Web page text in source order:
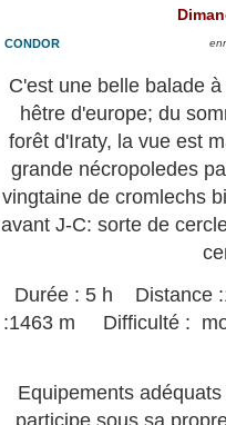
CONDOR
C'est une belle balade
hêtre d'europe; du
forêt d'Iraty, la vue est
grande nécropoledes
vingtaine de cromlechs
avant J-C: sorte de
Durée : 5 h Distance
:1463 m Difficulté :
Equipements